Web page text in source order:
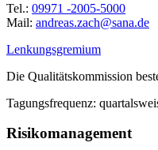
Tel.: 09971 -2005-5000
Mail: ed.anas@hcaz.saerdna
Lenkungsgremium
Die Qualitätskommission
Tagungsfrequenz:
Risikomanagement